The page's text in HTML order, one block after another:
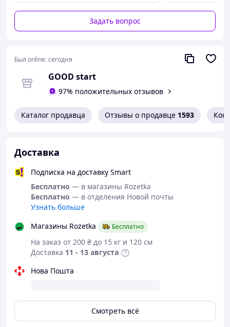
Задать вопрос
Был online:сегодня
GOOD start
97% положительных отзывов
Каталог продавца Отзывы о продавце 1593
Доставка
Подписка на доставку Smart
Бесплатно — в магазины Rozetka
Бесплатно — в отделения Новой почты
Узнать больше
Магазины Rozetka
Бесплатно
На заказ от 200 ₴ до 15 кг и 120 см
Доставка 11 - 13 августа
Нова Пошта
Смотреть всё